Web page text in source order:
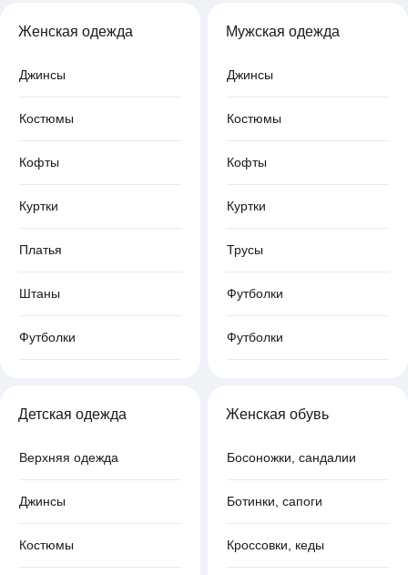
Женская одежда
Джинсы
Костюмы
Кофты
Куртки
Платья
Штаны
Футболки
Мужская одежда
Джинсы
Костюмы
Кофты
Куртки
Трусы
Футболки
Футболки
Детская одежда
Верхняя одежда
Джинсы
Костюмы
Женская обувь
Босоножки, сандалии
Ботинки, сапоги
Кроссовки, кеды